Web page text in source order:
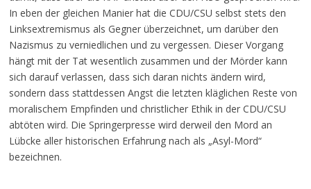
In eben der gleichen Manier hat die CDU/CSU selbst stets den
Linksextremismus als Gegner überzeichnet, um darüber den
Nazismus zu verniedlichen und zu vergessen. Dieser Vorgang
hängt mit der Tat wesentlich zusammen und der Mörder kann
sich darauf verlassen, dass sich daran nichts ändern wird,
sondern dass stattdessen Angst die letzten kläglichen Reste von
moralischem Empfinden und christlicher Ethik in der CDU/CSU
abtöten wird. Die Springerpresse wird derweil den Mord an
Lübcke aller historischen Erfahrung nach als „Asyl-Mord“
bezeichnen.